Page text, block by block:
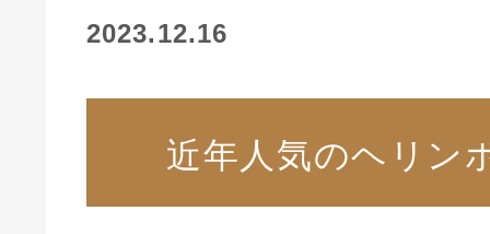
2023.12.16
近年人気のヘリン